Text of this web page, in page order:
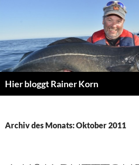
Hier bloggt Rainer Korn
Archiv des Monats: Oktober 2011